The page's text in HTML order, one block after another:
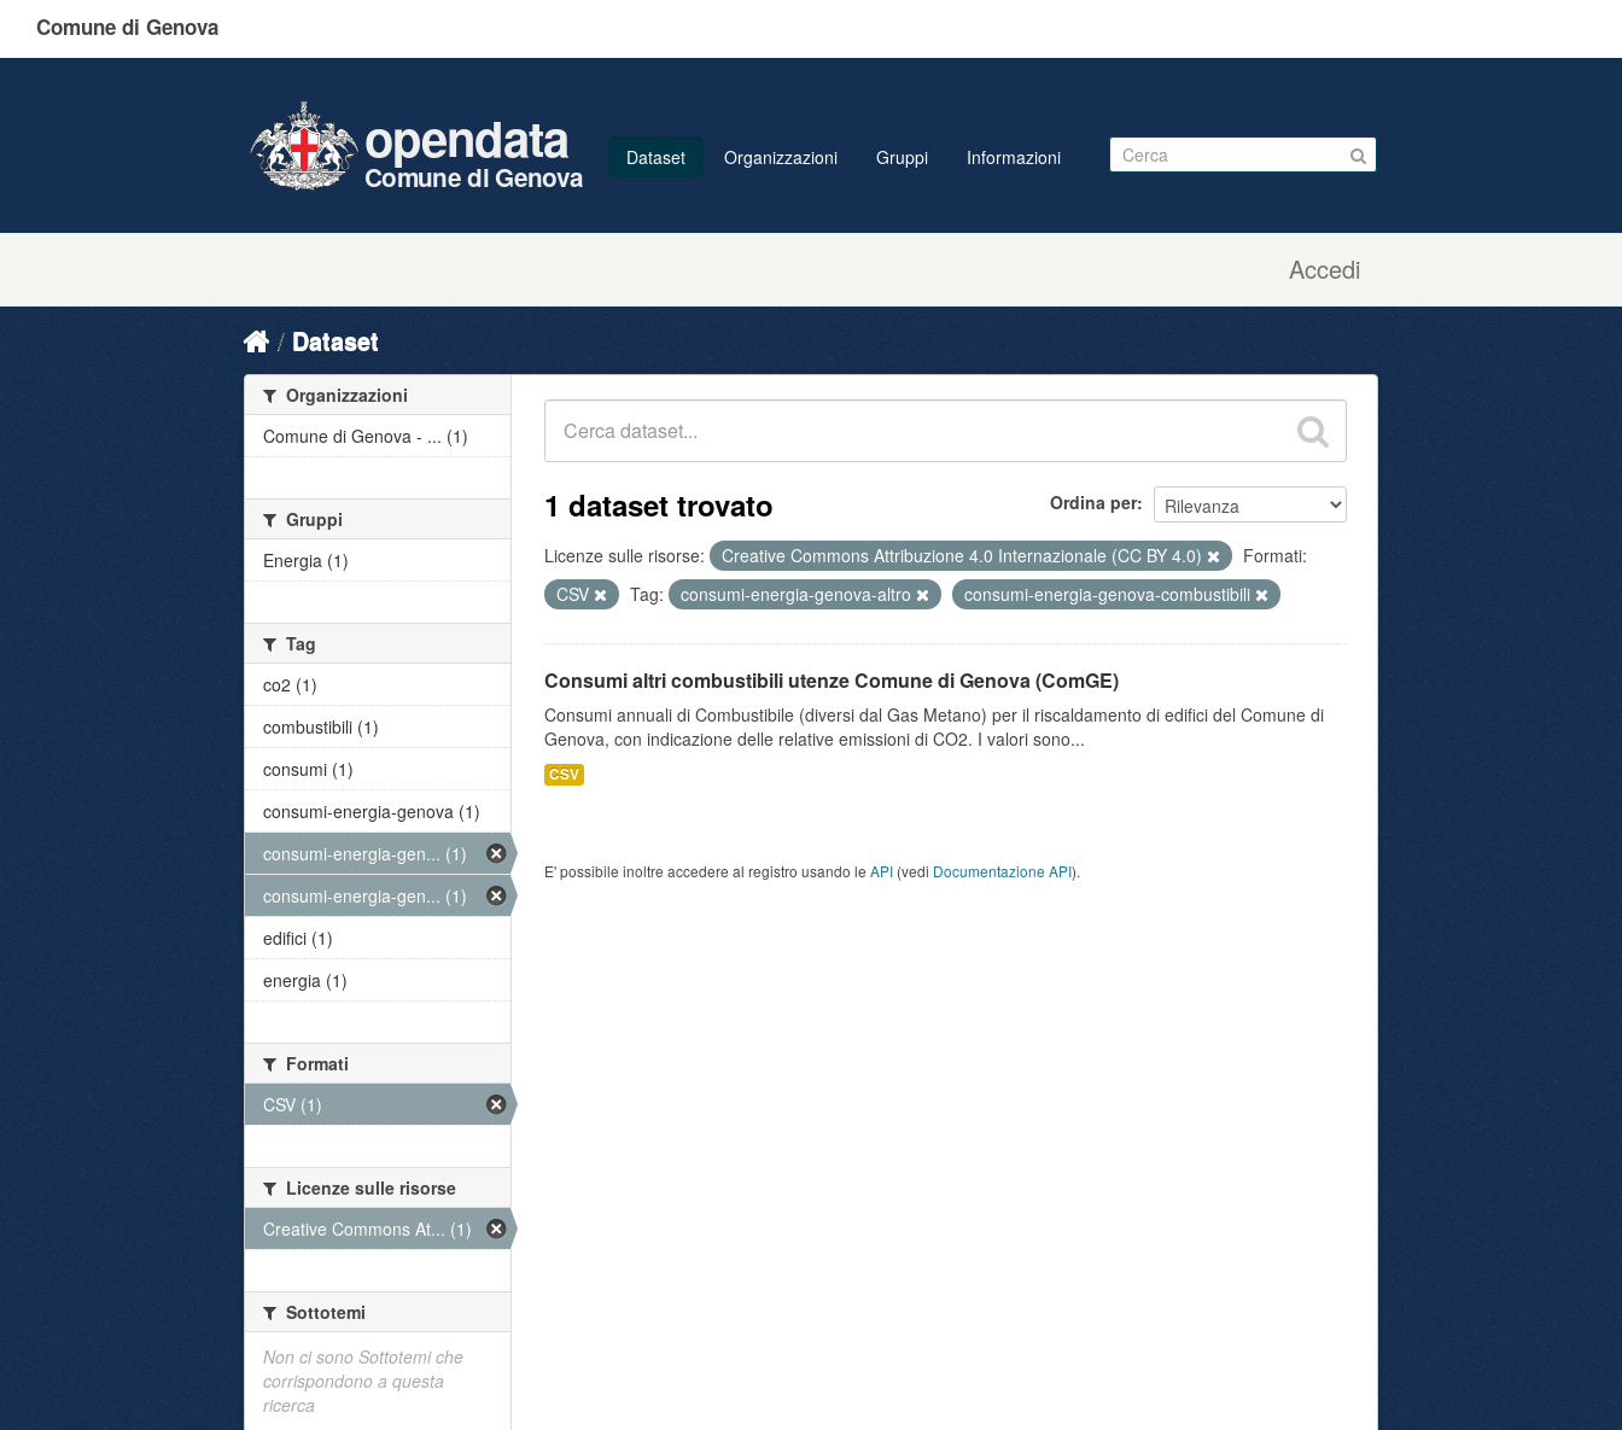
Comune di Genova
Accedi
opendata
Comune di Genova
Dataset Organizzazioni Gruppi Informazioni
Dataset
Ordina per
1 dataset trovato
Licenze sulle risorse: Creative Commons Attribuzione 4.0 Internazionale (CC BY 4.0)
Formati:
CSV
Tag: consumi-energia-genova-altro consumi-energia-genova-combustibili
Consumi altri combustibili utenze Comune di Genova (ComGE)
Consumi annuali di Combustibile (diversi dal Gas Metano) per il riscaldamento di edifici del Comune di
Genova, con indicazione delle relative emissioni di CO2. I valori sono...
CSV
E' possibile inoltre accedere al registro usando le API (vedi Documentazione API).
Organizzazioni
Comune di Genova - ... (1)
Gruppi
Energia (1)
Tag
co2 (1)
combustibili (1)
consumi (1)
consumi-energia-genova (1)
consumi-energia-gen... (1)
consumi-energia-gen... (1)
edifici (1)
energia (1)
Formati
CSV (1)
Licenze sulle risorse
Creative Commons At... (1)
Sottotemi
Non ci sono Sottotemi che
corrispondono a questa
ricerca